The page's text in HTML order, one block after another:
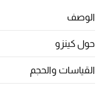
مستلزمات المنزل
المجوهرات
الوصف
حول كينزو
القياسات والحجم